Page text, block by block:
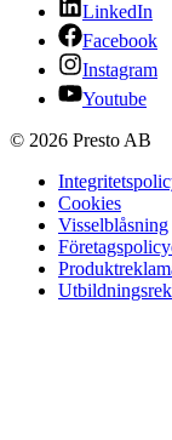
LinkedIn
Facebook
Instagram
Youtube
© 2026 Presto AB
Cookies
Visselblåsning